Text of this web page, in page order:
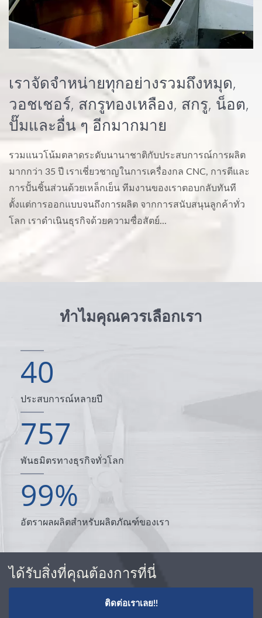
เราจัดจำหน่ายทุกอย่างรวมถึงหมุด,
วอชเชอร์, สกรูทองเหลือง, สกรู, น็อต,
ปั๊มและอื่น ๆ อีกมากมาย
รวมแนวโน้มตลาดระดับนานาชาติกับประสบการณ์การผลิต
มากกว่า 35 ปี เราเชี่ยวชาญในการเครื่องกล CNC, การตีและ
การปั้นชิ้นส่วนด้วยเหล็กเย็น ทีมงานของเราตอบกลับทันที
ตั้งแต่การออกแบบจนถึงการผลิต จากการสนับสนุนลูกค้าทั่ว
โลก เราดำเนินธุรกิจด้วยความซื่อสัตย์...
ทำไมคุณควรเลือกเรา
40
ประสบการณ์หลายปี
757
พันธมิตรทางธุรกิจทั่วโลก
99%
อัตราผลผลิตสำหรับผลิตภัณฑ์ของเรา
ได้รับสิ่งที่คุณต้องการที่นี่
ติดต่อเราเลย!!